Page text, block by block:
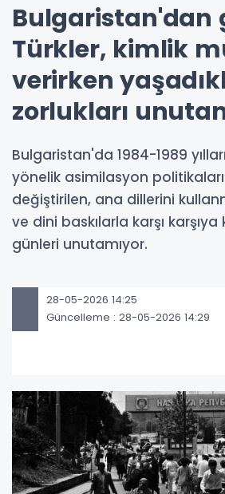
Bulgaristan'dan
Türkler, kimlik
verirken
zorlukları
Bulgaristan'da 1984-1989
yönelik asimilasyon politikaları
değiştirilen, ana dillerini
ve dini baskılarla karşı
günleri unutamıyor.
28-05-2026 14:25
Güncelleme : 28-05-2026 14:29